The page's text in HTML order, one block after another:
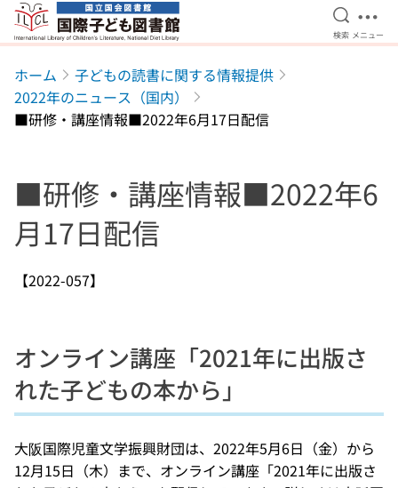
本文へ移動
検索を
検索 メ
メニュー
ホーム
子どもの読書に関する情報提供
2022年のニュース（国内）
■研修・講座情報■2022年6月17日配信
■研修・講座情報■2022年6
月17日配信
【2022-057】
オンライン講座「2021年に出版さ
れた子どもの本から」
大阪国際児童文学振興財団は、2022年5月6日（金）から
12月15日（木）まで、オンライン講座「2021年に出版さ